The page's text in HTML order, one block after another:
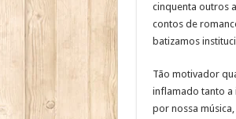
cinquenta outros
contos de
batizamos
Tão motivador
inflamado tanto a
por nossa